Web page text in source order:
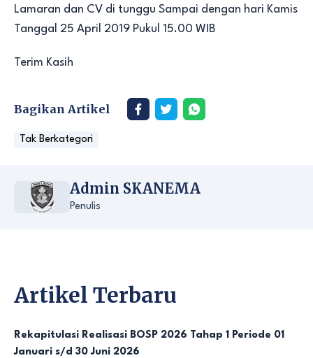
Lamaran dan CV di tunggu Sampai dengan hari Kamis
Tanggal 25 April 2019 Pukul 15.00 WIB
Terim Kasih
Bagikan Artikel
Tak Berkategori
Admin SKANEMA
Penulis
Artikel Terbaru
Rekapitulasi Realisasi BOSP 2026 Tahap 1 Periode 01
Januari s/d 30 Juni 2026